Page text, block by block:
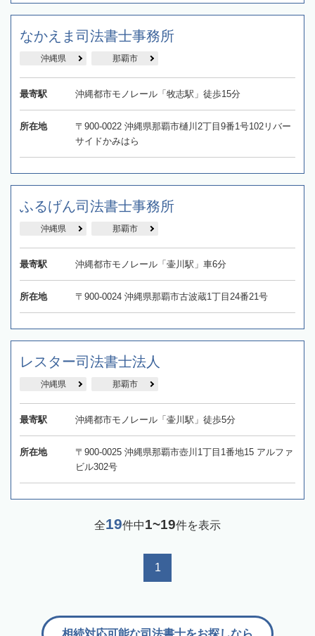
なかえま司法書士事務所
沖縄県 那覇市
最寄駅 沖縄都市モノレール「牧志駅」徒歩15分
所在地
〒900-0022 沖縄県那覇市樋川2丁目9番1号102リバー
サイドかみはら
ふるげん司法書士事務所
沖縄県 那覇市
最寄駅 沖縄都市モノレール「壷川駅」車6分
所在地 〒900-0024 沖縄県那覇市古波蔵1丁目24番21号
レスター司法書士法人
沖縄県 那覇市
最寄駅 沖縄都市モノレール「壷川駅」徒歩5分
所在地
〒900-0025 沖縄県那覇市壺川1丁目1番地15 アルファ
ビル302号
全19件中1~19件を表示
1
相続対応可能な司法書士をお探しなら